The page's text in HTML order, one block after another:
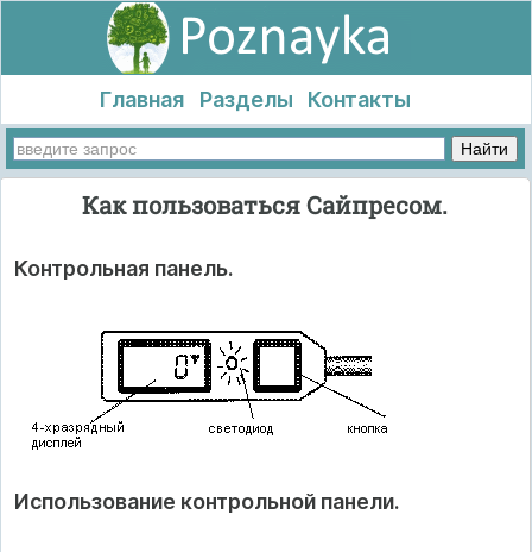
Главная Разделы Контакты
Как пользоваться Сайпресом.
Контрольная панель.
Использование контрольной панели.